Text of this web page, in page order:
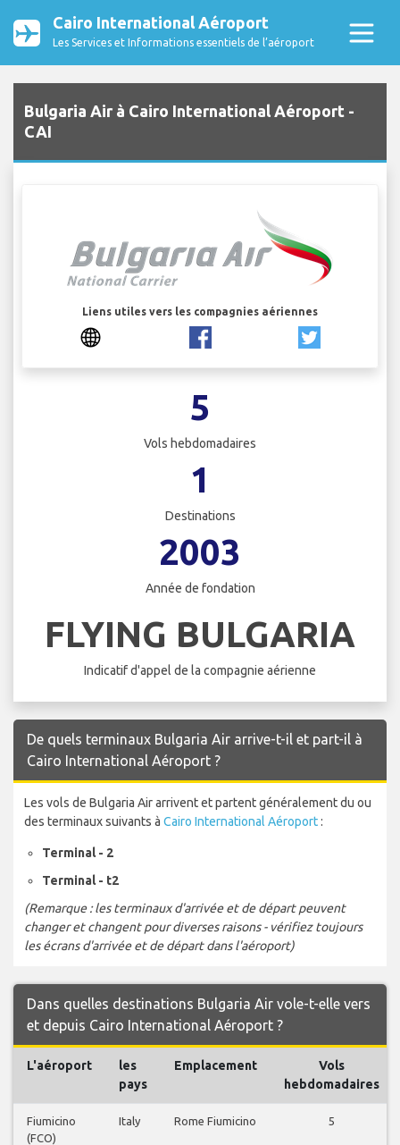
Cairo International Aéroport
Les Services et Informations essentiels de l’aéroport
Bulgaria Air à Cairo International Aéroport -
CAI
Liens utiles vers les compagnies aériennes
5
Vols hebdomadaires
1
Destinations
2003
Année de fondation
FLYING BULGARIA
Indicatif d'appel de la compagnie aérienne
De quels terminaux Bulgaria Air arrive-t-il et part-il à
Cairo International Aéroport ?
Les vols de Bulgaria Air arrivent et partent généralement du ou
des terminaux suivants à Cairo International Aéroport:
Terminal - 2
Terminal - t2
(Remarque : les terminaux d'arrivée et de départ peuvent
changer et changent pour diverses raisons - vérifiez toujours
les écrans d'arrivée et de départ dans l'aéroport)
Dans quelles destinations Bulgaria Air vole-t-elle vers
et depuis Cairo International Aéroport ?
L'aéroport
les
pays
Emplacement
Vols
hebdomadaires
Fiumicino
(FCO)
Italy Rome Fiumicino 5